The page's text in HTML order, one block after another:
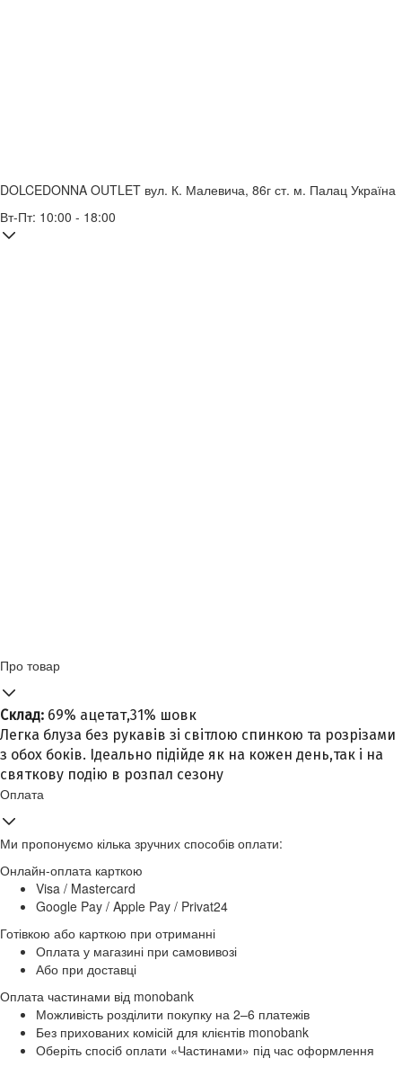
DOLCEDONNA OUTLET вул. К. Малевича, 86г ст. м. Палац Україна
Вт-Пт: 10:00 - 18:00
Про товар
Склад: 69% ацетат,31% шовк
Легка блуза без рукавів зі світлою спинкою та розрізами
з обох боків. Ідеально підійде як на кожен день,так і на
святкову подію в розпал сезону
Оплата
Ми пропонуємо кілька зручних способів оплати:
Онлайн-оплата карткою
Visa / Mastercard
Google Pay / Apple Pay / Privat24
Готівкою або карткою при отриманні
Оплата у магазині при самовивозі
Або при доставці
Оплата частинами від monobank
Можливість розділити покупку на 2–6 платежів
Без прихованих комісій для клієнтів monobank
Оберіть спосіб оплати «Частинами» під час оформлення